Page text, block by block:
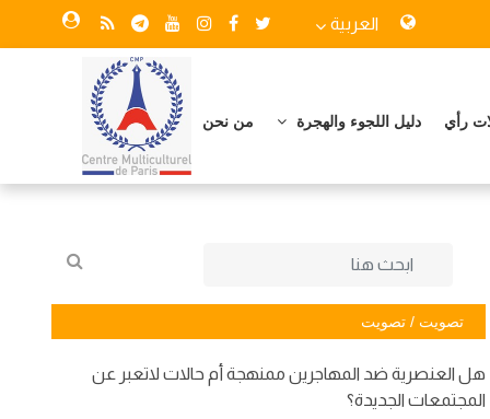
العربية
رأي دليل اللجوء والهجرة من نحن
تصويت / تصويت
هل العنصرية ضد المهاجرين ممنهجة أم حالات لاتعبر عن
المجتمعات الجديدة؟